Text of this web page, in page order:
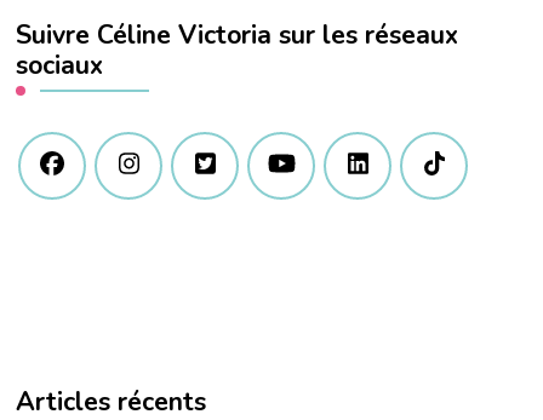
?
Suivre Céline Victoria sur les réseaux
sociaux
Articles récents